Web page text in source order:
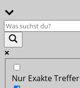
Nur Exakte Treffer